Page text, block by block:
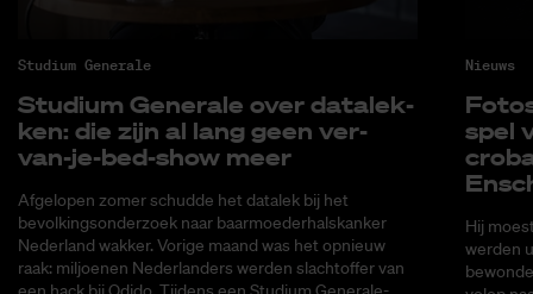
Studium Generale
Stu­di­um Ge­ne­ra­le over da­ta­lek­
ken: die zijn al lang geen ver-
van-je-bed-show meer
Afgelopen zomer schudde het datalek bij het
bevolkingsonderzoek naar baarmoederhalskanker
Nederland wakker. Vorige maand was het opnieuw
raak: miljoenen Nederlanders werden slachtoffer van
Nieuws
spel
Hij
werden